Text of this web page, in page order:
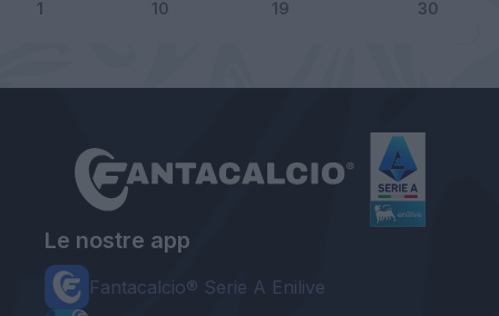
Le nostre app
Fantacalcio® Serie A Enilive